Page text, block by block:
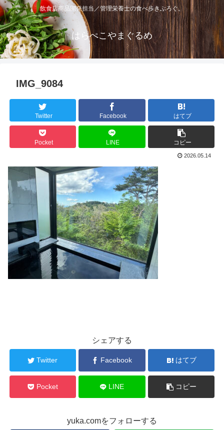
飲食店商品開発担当／管理栄養士の食べ歩きぶろぐ。
はらぺこやまぐるめ
IMG_9084
Twitter Facebook はてブ
Pocket LINE コピー
2026.05.14
シェアする
Twitter Facebook はてブ
Pocket LINE コピー
yuka.comをフォローする